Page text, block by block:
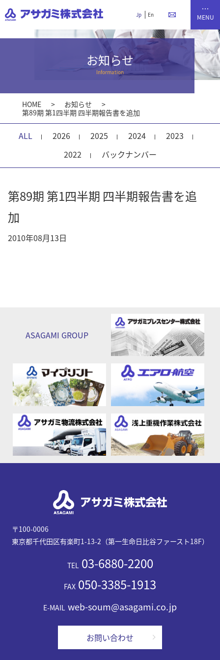
Jp En
お知らせ
Information
HOME
お知らせ
第89期 第1四半期 四半期報告書を追加
ALL 2026 2025 2024
2023
2022
バックナンバー
第89期 第1四半期 四半期報告書を追
加
2010年08月13日
ASAGAMI GROUP
〒100-0006
東京都千代田区有楽町1-13-2（第一生命日比谷ファースト18F）
TEL 03-6880-2200
FAX 050-3385-1913
E-MAIL web-soum@asagami.co.jp
お問い合わせ